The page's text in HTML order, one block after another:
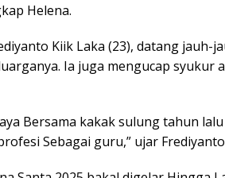
Helena.
Kiik Laka (23), datang jauh-
Ia juga mengucap syukur
Bersama kakak sulung tahun
Sebagai guru,” ujar